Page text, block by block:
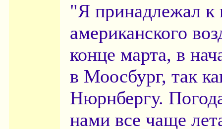
"Я принадлежал к
американского
конце марта, в
в Моосбург, так
Нюрнбергу.
нами все чаще